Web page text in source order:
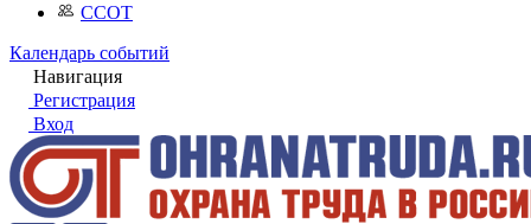
ССОТ
Календарь событий
Навигация
Регистрация
Вход